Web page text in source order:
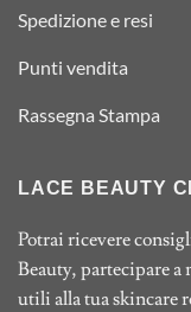
Spedizione e resi
Punti vendita
Rassegna Stampa
LACE BEAUTY
Potrai ricevere
Beauty, partecipare a
utili alla tua skincare